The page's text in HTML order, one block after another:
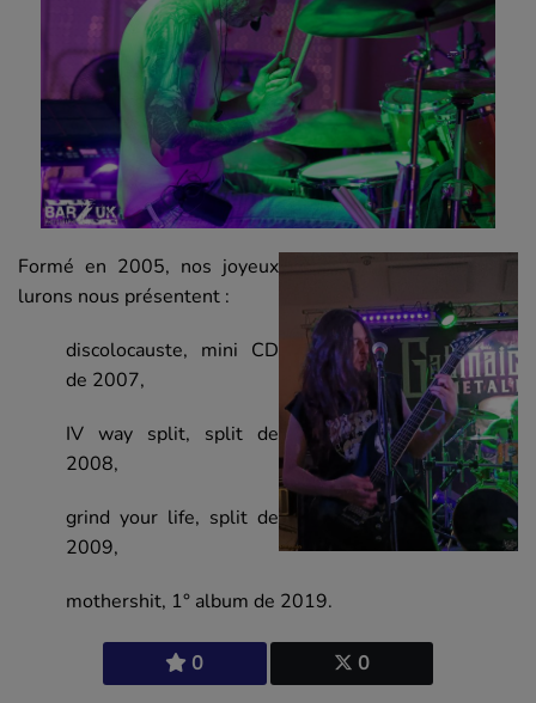
0 0
Formé en 2005, nos joyeux
lurons nous présentent :
discolocauste, mini CD
de 2007,
IV way split, split de
2008,
grind your life, split de
2009,
mothershit, 1° album de 2019.
Le groupe est maintenant composé de :